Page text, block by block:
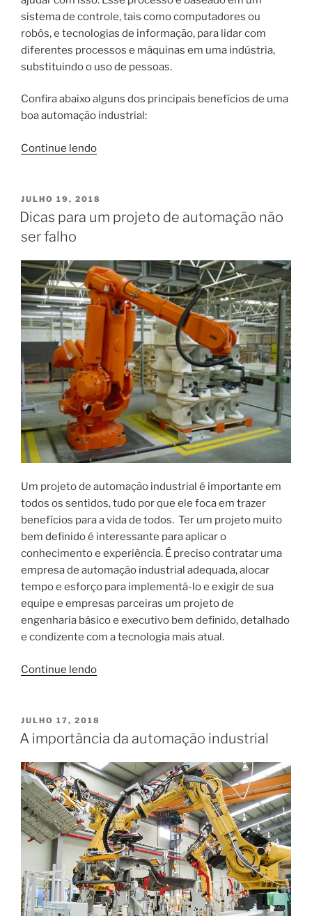
sistema de controle, tais como computadores ou
robôs, e tecnologias de informação, para lidar com
diferentes processos e máquinas em uma indústria,
substituindo o uso de pessoas.
Confira abaixo alguns dos principais benefícios de uma
boa automação industrial:
Continue lendo“O
pode
faltar
boa
automação
industrial?”
PUBLICADO
EM
JULHO 19, 2018
Dicas para um projeto de automação não
ser falho
Um projeto de automação industrial é importante em
todos os sentidos, tudo por que ele foca em trazer
benefícios para a vida de todos. Ter um projeto muito
bem definido é interessante para aplicar o
conhecimento e experiência. É preciso contratar uma
empresa de automação industrial adequada, alocar
tempo e esforço para implementá-lo e exigir de sua
equipe e empresas parceiras um projeto de
engenharia básico e executivo bem definido, detalhado
e condizente com a tecnologia mais atual.
Continue lendo“Dicas
projeto
de
não
ser
falho”
PUBLICADO
EM
JULHO 17, 2018
A importância da automação industrial